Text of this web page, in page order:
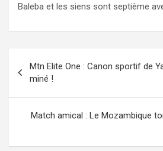
Baleba et les siens sont septième
de
l’article
Mtn Elite One : Canon sportif de
miné !
Match amical : Le Mozambique